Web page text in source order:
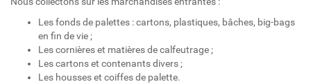
Les fonds de palettes : cartons, plastiques, bâches, big-bags
en fin de vie ;
Les cornières et matières de calfeutrage ;
Les cartons et contenants divers ;
Les housses et coiffes de palette.